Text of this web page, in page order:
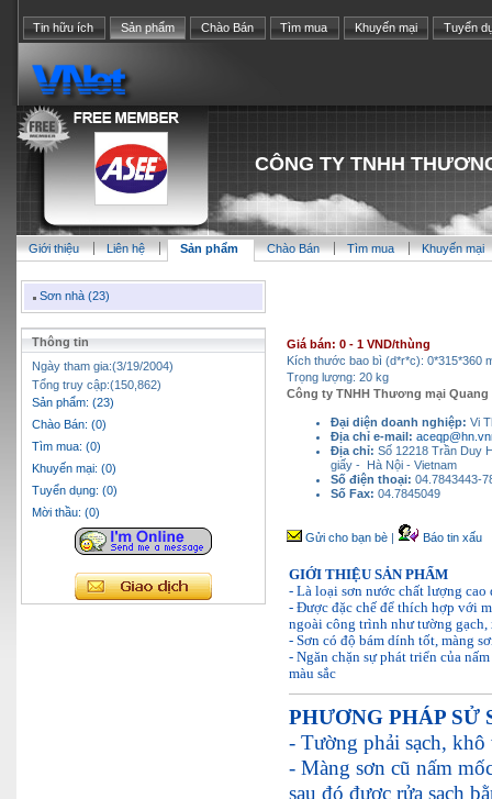
Tin hữu ích Sản phẩm Chào Bán Tìm mua Khuyến mại Tuyển
CÔNG TY TNHH
Giới thiệu Liên hệ Sản phẩm Chào Bán Tìm mua Khuyến mại
Sơn nhà (23)
Thông tin
Ngày tham gia:(3/19/2004)
Tổng truy cập:(150,862)
Sản phẩm: (23)
Chào Bán: (0)
Tìm mua: (0)
Khuyến mại: (0)
Tuyển dụng: (0)
Mời thầu: (0)
Giá bán: 0 - 1 VND/thùng
Kích thước bao bì (d*r*c): 0*315*360
Trọng lượng: 20 kg
Công ty TNHH Thương mại Quang
Đại diện doanh nghiệp: Vi
Địa chỉ e-mail:
Địa chỉ: Số 12218 Trần Duy
giấy - Hà Nội - Vietnam
Số điện thoại: 04.7843443-
Số Fax: 04.7845049
Gửi cho bạn bè Báo tin xấu
GIỚI THIỆU SẢN PHẨM
- Là loại sơn nước chất lượng
- Được đặc chế để thích hợp với
ngoài công trình như tường gạch,
- Sơn có độ bám dính tốt, màng
- Ngăn chặn sự phát triển của
màu sắc
PHƯƠNG PHÁP SỬ
- Tường phải sạch,
- Màng sơn cũ nấm
sau đó được rửa sạch